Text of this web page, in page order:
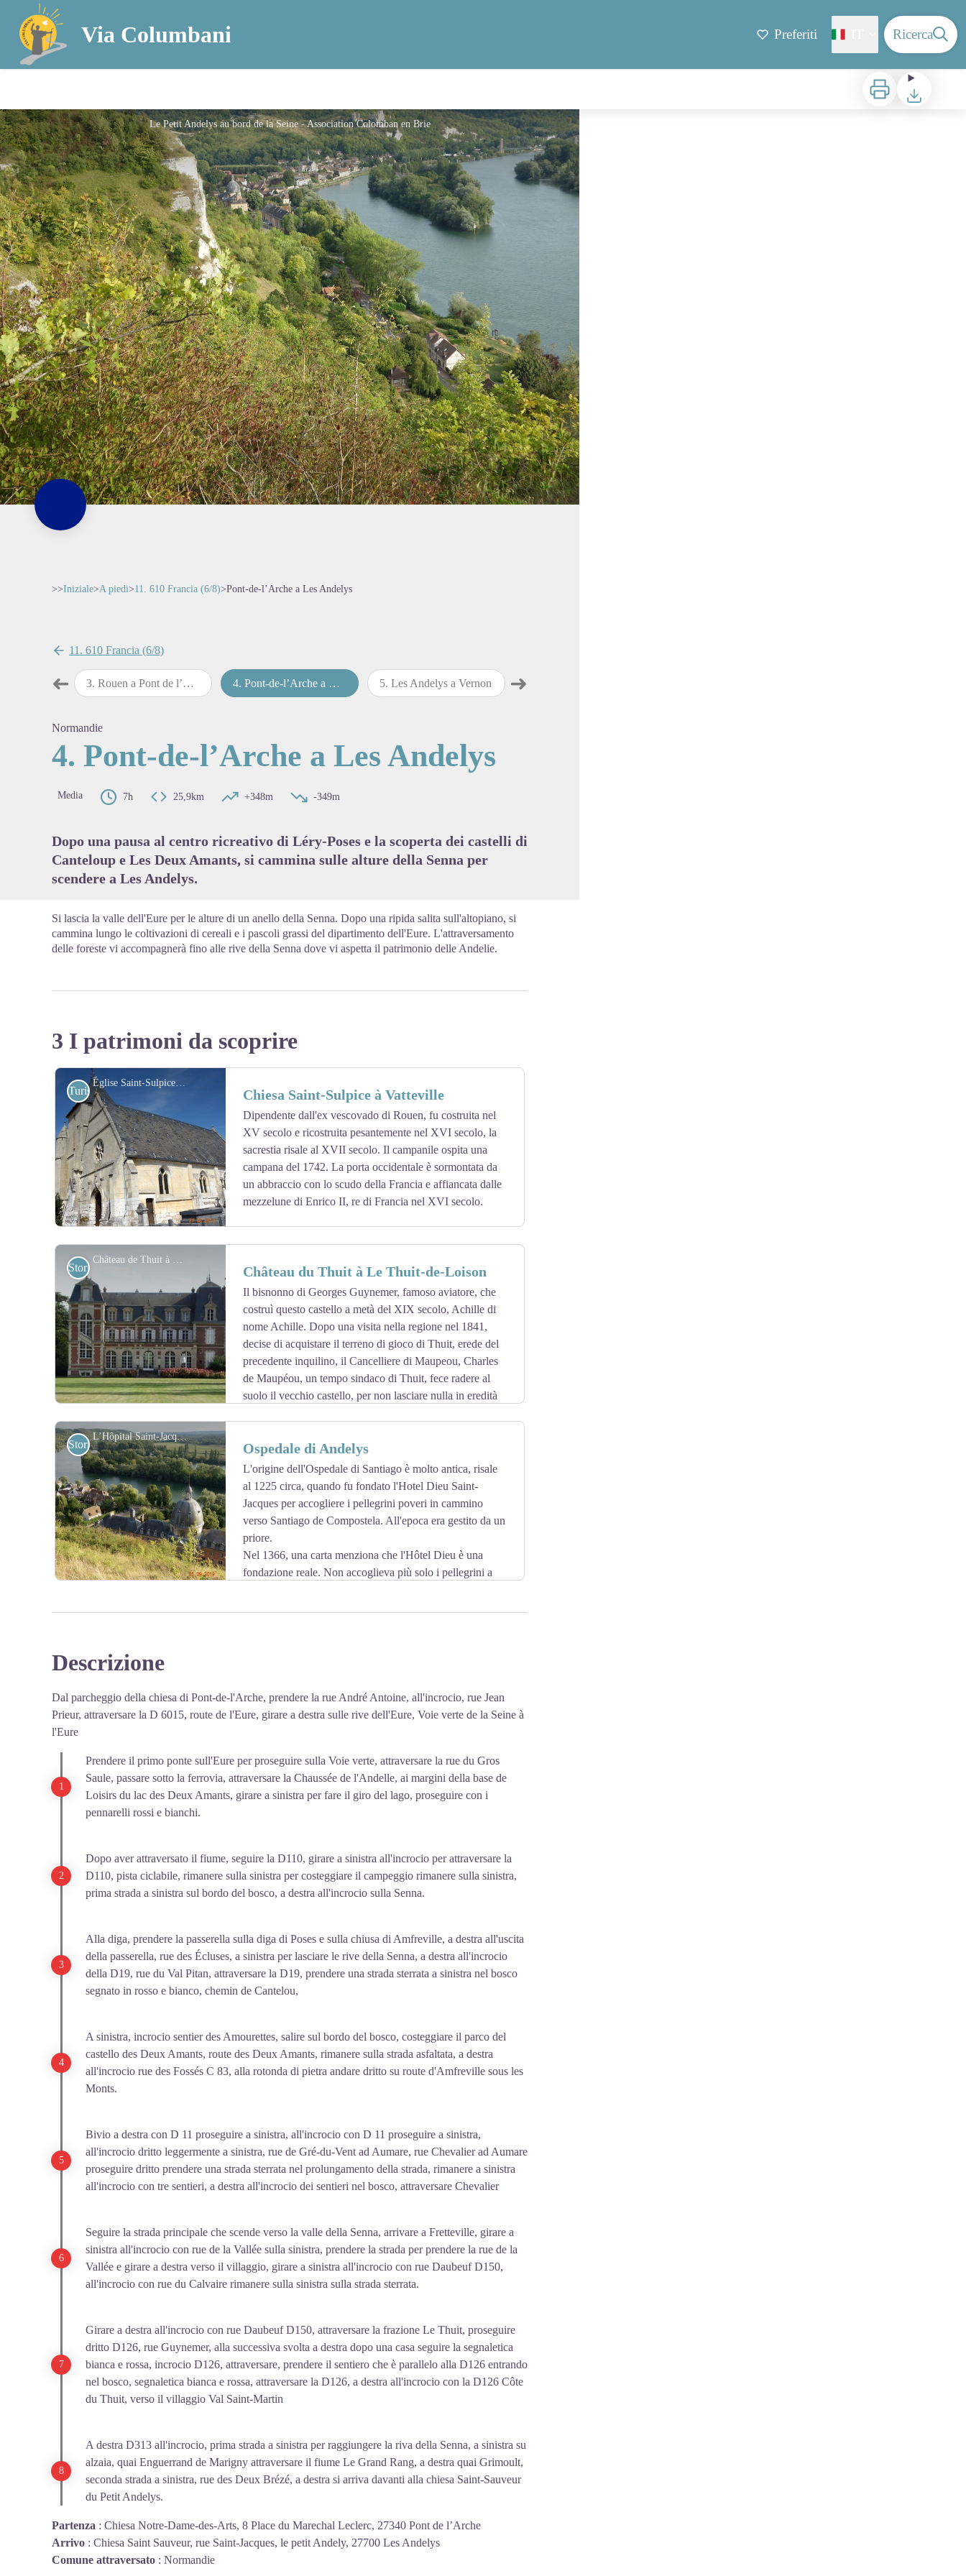
Via Columbani Preferiti Ricerca
Stampa Scaricare
Le Petit Andelys au bord de la Seine - Association Colomban en Brie
>>Iniziale>A piedi>11. 610 Francia (6/8)>Pont-de-l’Arche a Les Andelys
11. 610 Francia (6/8)
➜Passo precedente
3. Rouen a Pont de l’Arche 4.Pont-de-l’Arche a Les Andelys 5.Les Andelys a Vernon ➜Passo successivo
Normandie
4. Pont-de-l’Arche a Les Andelys
Media 7h 25,9km +348m -349m
Dopo una pausa al centro ricreativo di Léry-Poses e la scoperta dei castelli di
Canteloup e Les Deux Amants, si cammina sulle alture della Senna per
scendere a Les Andelys.
Si lascia la valle dell'Eure per le alture di un anello della Senna. Dopo una ripida salita sull'altopiano, si
cammina lungo le coltivazioni di cereali e i pascoli grassi del dipartimento dell'Eure. L'attraversamento
delle foreste vi accompagnerà fino alle rive della Senna dove vi aspetta il patrimonio delle Andelie.
3 I patrimoni da scoprire
Église Saint-Sulpice à Vatteville - Association Colomban en Brie
View picture in full screen
Turistiche Chiesa Saint-Sulpice à Vatteville
Dipendente dall'ex vescovado di Rouen, fu costruita nel
XV secolo e ricostruita pesantemente nel XVI secolo, la
sacrestia risale al XVII secolo. Il campanile ospita una
campana del 1742. La porta occidentale è sormontata da
un abbraccio con lo scudo della Francia e affiancata dalle
mezzelune di Enrico II, re di Francia nel XVI secolo.
Château de Thuit à Le Thuit-Le-Thuit de l’Oison - Association Colomban en Brie
View picture in full screen
Storici Château du Thuit à Le Thuit-de-Loison
Il bisnonno di Georges Guynemer, famoso aviatore, che
costruì questo castello a metà del XIX secolo, Achille di
nome Achille. Dopo una visita nella regione nel 1841,
decise di acquistare il terreno di gioco di Thuit, erede del
precedente inquilino, il Cancelliere di Maupeou, Charles
de Maupéou, un tempo sindaco di Thuit, fece radere al
suolo il vecchio castello, per non lasciare nulla in eredità
emerso Georges Guynemer, erede di una famiglia al servizio della Repubblica e dell'Impero.
Il castello è privato e non può essere visitato.
L’Hôpital Saint-Jacques au bord de la Seine - Association Colomban en Brie
View picture in full screen
Storici Ospedale di Andelys
L'origine dell'Ospedale di Santiago è molto antica, risale
al 1225 circa, quando fu fondato l'Hotel Dieu Saint-
Jacques per accogliere i pellegrini poveri in cammino
verso Santiago de Compostela. All'epoca era gestito da un
priore.
Nel 1366, una carta menziona che l'Hôtel Dieu è una
fondazione reale. Non accoglieva più solo i pellegrini a
sterline di rendita vitalizia.
delegati dal Consiglio Municipale di Andelys. Fino al 1945, il servizio era svolto da religiosi.
A partire da questa data, l'ospizio delle Andelys è gestito da laici. Nel 1964 l'ospedale è stato
classificato come monumento storico.
Descrizione
Dal parcheggio della chiesa di Pont-de-l'Arche, prendere la rue André Antoine, all'incrocio, rue Jean
Prieur, attraversare la D 6015, route de l'Eure, girare a destra sulle rive dell'Eure, Voie verte de la Seine à
l'Eure
Prendere il primo ponte sull'Eure per proseguire sulla Voie verte, attraversare la rue du Gros
Saule, passare sotto la ferrovia, attraversare la Chaussée de l'Andelle, ai margini della base de
Loisirs du lac des Deux Amants, girare a sinistra per fare il giro del lago, proseguire con i
pennarelli rossi e bianchi.
Dopo aver attraversato il fiume, seguire la D110, girare a sinistra all'incrocio per attraversare la
D110, pista ciclabile, rimanere sulla sinistra per costeggiare il campeggio rimanere sulla sinistra,
prima strada a sinistra sul bordo del bosco, a destra all'incrocio sulla Senna.
Alla diga, prendere la passerella sulla diga di Poses e sulla chiusa di Amfreville, a destra all'uscita
della passerella, rue des Écluses, a sinistra per lasciare le rive della Senna, a destra all'incrocio
della D19, rue du Val Pitan, attraversare la D19, prendere una strada sterrata a sinistra nel bosco
segnato in rosso e bianco, chemin de Cantelou,
A sinistra, incrocio sentier des Amourettes, salire sul bordo del bosco, costeggiare il parco del
castello des Deux Amants, route des Deux Amants, rimanere sulla strada asfaltata, a destra
all'incrocio rue des Fossés C 83, alla rotonda di pietra andare dritto su route d'Amfreville sous les
Monts.
Bivio a destra con D 11 proseguire a sinistra, all'incrocio con D 11 proseguire a sinistra,
all'incrocio dritto leggermente a sinistra, rue de Gré-du-Vent ad Aumare, rue Chevalier ad Aumare
proseguire dritto prendere una strada sterrata nel prolungamento della strada, rimanere a sinistra
all'incrocio con tre sentieri, a destra all'incrocio dei sentieri nel bosco, attraversare Chevalier
Seguire la strada principale che scende verso la valle della Senna, arrivare a Fretteville, girare a
sinistra all'incrocio con rue de la Vallée sulla sinistra, prendere la strada per prendere la rue de la
Vallée e girare a destra verso il villaggio, girare a sinistra all'incrocio con rue Daubeuf D150,
all'incrocio con rue du Calvaire rimanere sulla sinistra sulla strada sterrata.
Girare a destra all'incrocio con rue Daubeuf D150, attraversare la frazione Le Thuit, proseguire
dritto D126, rue Guynemer, alla successiva svolta a destra dopo una casa seguire la segnaletica
bianca e rossa, incrocio D126, attraversare, prendere il sentiero che è parallelo alla D126 entrando
nel bosco, segnaletica bianca e rossa, attraversare la D126, a destra all'incrocio con la D126 Côte
du Thuit, verso il villaggio Val Saint-Martin
A destra D313 all'incrocio, prima strada a sinistra per raggiungere la riva della Senna, a sinistra su
alzaia, quai Enguerrand de Marigny attraversare il fiume Le Grand Rang, a destra quai Grimoult,
seconda strada a sinistra, rue des Deux Brézé, a destra si arriva davanti alla chiesa Saint-Sauveur
du Petit Andelys.
Partenza : Chiesa Notre-Dame-des-Arts, 8 Place du Marechal Leclerc, 27340 Pont de l’Arche
Arrivo : Chiesa Saint Sauveur, rue Saint-Jacques, le petit Andely, 27700 Les Andelys
Comune attraversato : Normandie